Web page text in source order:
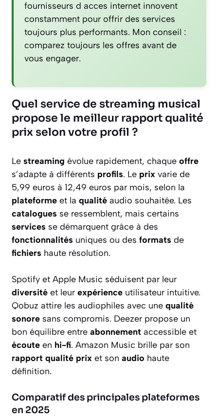
fournisseurs d acces internet innovent
constamment pour offrir des services
toujours plus performants. Mon conseil :
comparez toujours les offres avant de
vous engager.
Quel service de streaming musical
propose le meilleur rapport qualité
prix selon votre profil ?
Le streaming évolue rapidement, chaque offre
s’adapte à différents profils. Le prix varie de
5,99 euros à 12,49 euros par mois, selon la
plateforme et la qualité audio souhaitée. Les
catalogues se ressemblent, mais certains
services se démarquent grâce à des
fonctionnalités uniques ou des formats de
fichiers haute résolution.
Spotify et Apple Music séduisent par leur
diversité et leur expérience utilisateur intuitive.
Qobuz attire les audiophiles avec une qualité
sonore sans compromis. Deezer propose un
bon équilibre entre abonnement accessible et
écoute en hi-fi. Amazon Music brille par son
rapport qualité prix et son audio haute
définition.
Comparatif des principales plateformes
en 2025